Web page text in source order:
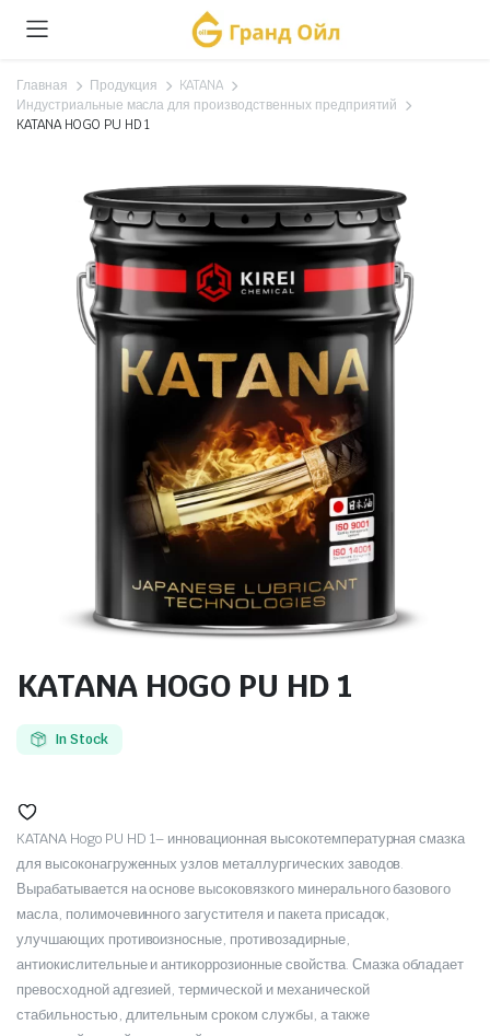
Главная Продукция
KATANA
Индустриальные масла для производственных предприятий
KATANA HOGO PU HD 1
KATANA HOGO PU HD 1
In Stock
KATANA Hogo PU HD 1– инновационная высокотемпературная смазка
для высоконагруженных узлов металлургических заводов.
Вырабатывается на основе высоковязкого минерального базового
масла, полимочевинного загустителя и пакета присадок,
улучшающих противоизносные, противозадирные,
антиокислительные и антикоррозионные свойства. Смазка обладает
превосходной адгезией, термической и механической
стабильностью, длительным сроком службы, а также